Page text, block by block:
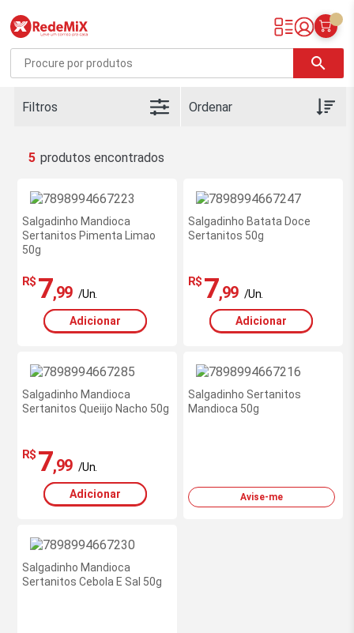
Redemix – Supermercado Online
search
Filtros
5
Salgadinho Mandioca
Sertanitos Pimenta Limao
50g
R$ 7,99 /Un.
Adicionar
Salgadinho Batata Doce
Sertanitos 50g
R$ 7,99 /Un.
Adicionar
Salgadinho Mandioca
Sertanitos Queiijo Nacho 50g
R$ 7,99 /Un.
Adicionar
Salgadinho Sertanitos
Mandioca 50g
Avise-me
Salgadinho Mandioca
Sertanitos Cebola E Sal 50g